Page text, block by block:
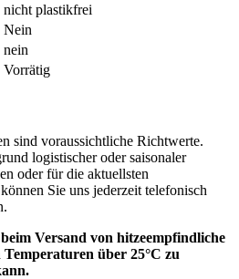
nicht plastikfrei
Nein
nein
Vorrätig
sind voraussichtliche Richtwerte.
logistischer oder saisonaler
oder für die aktuellsten
Sie uns jederzeit telefonisch
beim Versand von hitzeempfindliche
über 25°C zu